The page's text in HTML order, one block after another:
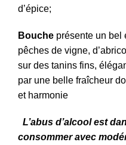
d’épice;
Bouche présente un bel
pêches de vigne,
sur des tanins fins,
par une belle fraîcheur
et harmonie
L’abus d’alcool est
consommer avec